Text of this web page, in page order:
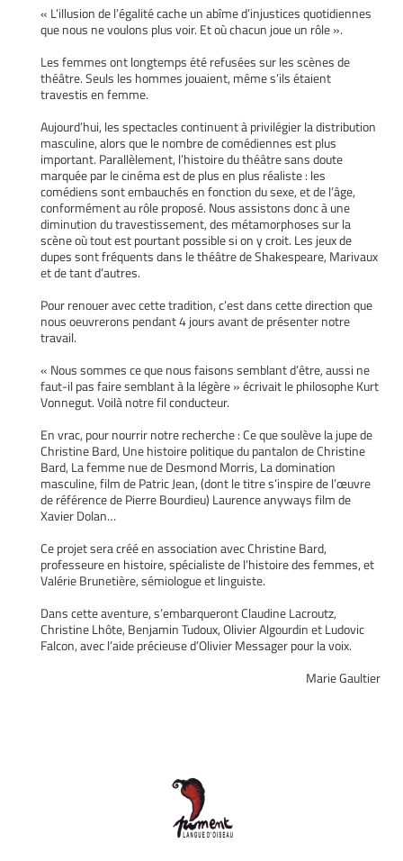
« L’illusion de l’égalité cache un abîme d’injustices quotidiennes
que nous ne voulons plus voir. Et où chacun joue un rôle ».
Les femmes ont longtemps été refusées sur les scènes de
théâtre. Seuls les hommes jouaient, même s’ils étaient
travestis en femme.
Aujourd’hui, les spectacles continuent à privilégier la distribution
masculine, alors que le nombre de comédiennes est plus
important. Parallèlement, l’histoire du théâtre sans doute
marquée par le cinéma est de plus en plus réaliste : les
comédiens sont embauchés en fonction du sexe, et de l’âge,
conformément au rôle proposé. Nous assistons donc à une
diminution du travestissement, des métamorphoses sur la
scène où tout est pourtant possible si on y croit. Les jeux de
dupes sont fréquents dans le théâtre de Shakespeare, Marivaux
et de tant d’autres.
Pour renouer avec cette tradition, c’est dans cette direction que
nous oeuvrerons pendant 4 jours avant de présenter notre
travail.
« Nous sommes ce que nous faisons semblant d’être, aussi ne
faut-il pas faire semblant à la légère » écrivait le philosophe Kurt
Vonnegut. Voilà notre fil conducteur.
En vrac, pour nourrir notre recherche : Ce que soulève la jupe de
Christine Bard, Une histoire politique du pantalon de Christine
Bard, La femme nue de Desmond Morris, La domination
masculine, film de Patric Jean, (dont le titre s’inspire de l’œuvre
de référence de Pierre Bourdieu) Laurence anyways film de
Xavier Dolan…
Ce projet sera créé en association avec Christine Bard,
professeure en histoire, spécialiste de l’histoire des femmes, et
Valérie Brunetière, sémiologue et linguiste.
Dans cette aventure, s’embarqueront Claudine Lacroutz,
Christine Lhôte, Benjamin Tudoux, Olivier Algourdin et Ludovic
Falcon, avec l’aide précieuse d’Olivier Messager pour la voix.
Marie Gaultier